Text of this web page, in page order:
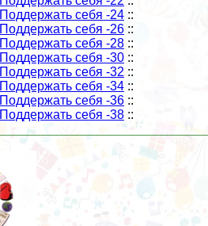
Поддержать себя -24 ::
Поддержать себя -26 ::
Поддержать себя -28 ::
Поддержать себя -30 ::
Поддержать себя -32 ::
Поддержать себя -34 ::
Поддержать себя -36 ::
Поддержать себя -38 ::